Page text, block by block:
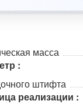
масса
:
штифта
реализации :